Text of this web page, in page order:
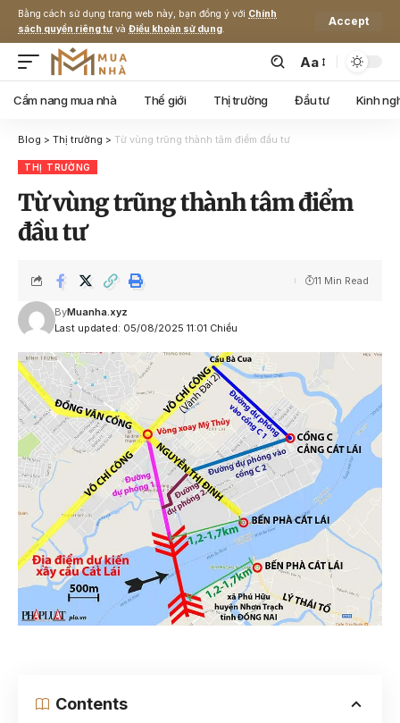
Bằng cách sử dụng trang web này, bạn đồng ý với Chính
sách quyền riêng tư và Điều khoản sử dụng.
Accept
Aa
Cẩm nang mua nhà Thế giới Thị trường Đầu tư Kinh
Blog > Thị trường > Từ vùng trũng thành tâm điểm đầu tư
THỊ TRƯỜNG
Từ vùng trũng thành tâm điểm
đầu tư
Last updated: 05/08/2025 11:01 Chiều
ByMuanha.xyz
11 Min Read
Contents